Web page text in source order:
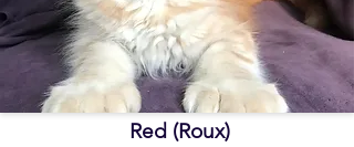
Red (Roux)